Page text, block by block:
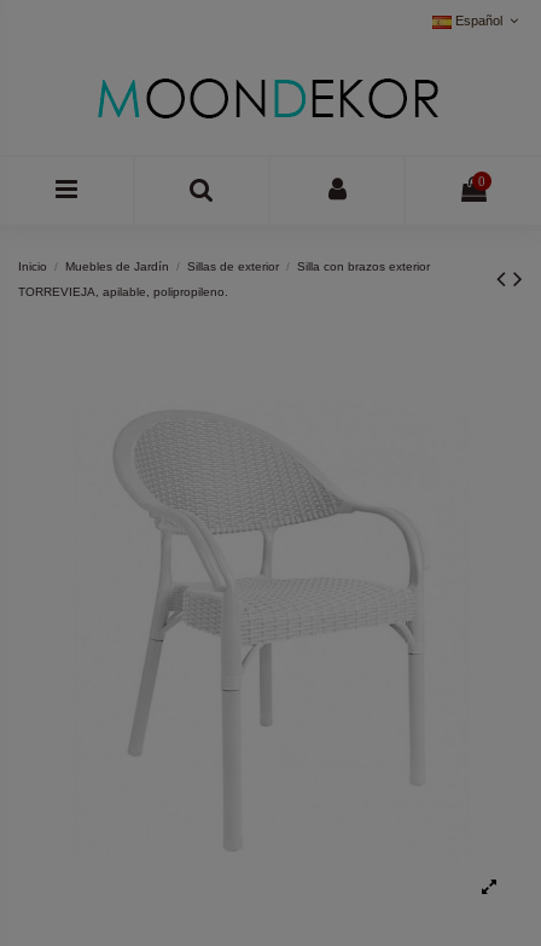
Español
0
Inicio Muebles de Jardín Sillas de exterior
Silla con brazos exterior
TORREVIEJA, apilable, polipropileno.